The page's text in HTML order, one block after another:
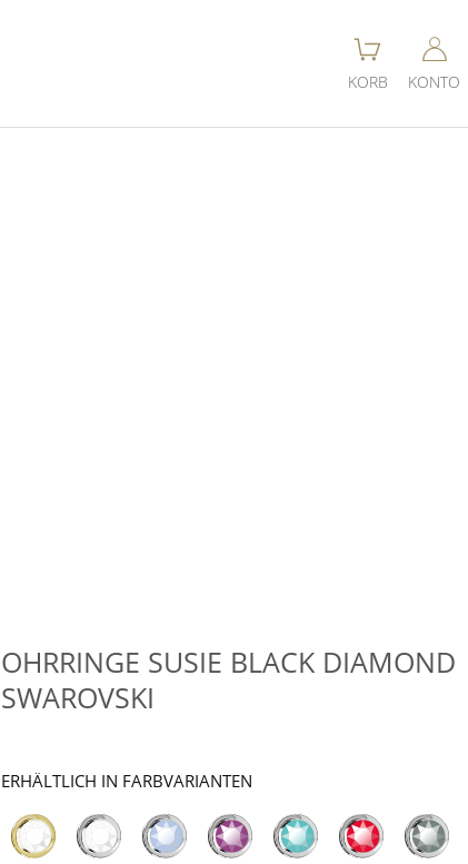
KORB KONTO
OHRRINGE SUSIE BLACK DIAMOND
SWAROVSKI
ERHÄLTLICH IN FARBVARIANTEN